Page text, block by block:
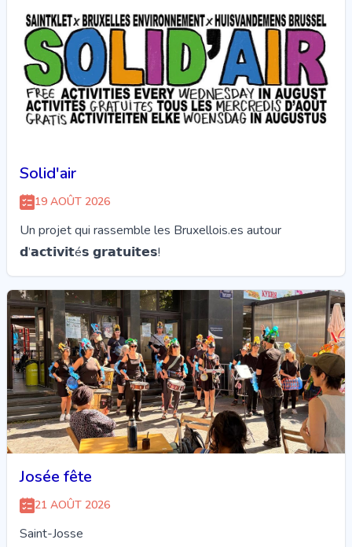
Solid'air
19 AOÛT 2026
Un projet qui rassemble les Bruxellois.es autour
𝗱’𝗮𝗰𝘁𝗶𝘃𝗶𝘁é𝘀 𝗴𝗿𝗮𝘁𝘂𝗶𝘁𝗲𝘀!
Josée fête
21 AOÛT 2026
Saint-Josse